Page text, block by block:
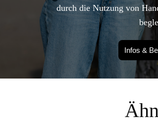
durch die Nutzung von
Infos &